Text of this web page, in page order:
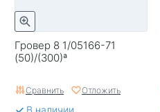
Гровер 8 1/05166-71
(50)/(300)ª
Сравнить Отложить